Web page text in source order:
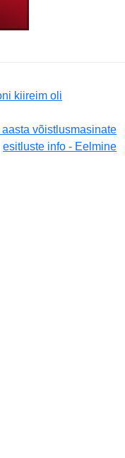
kiireim oli
võistlusmasinate
esitluste info - Eelmine